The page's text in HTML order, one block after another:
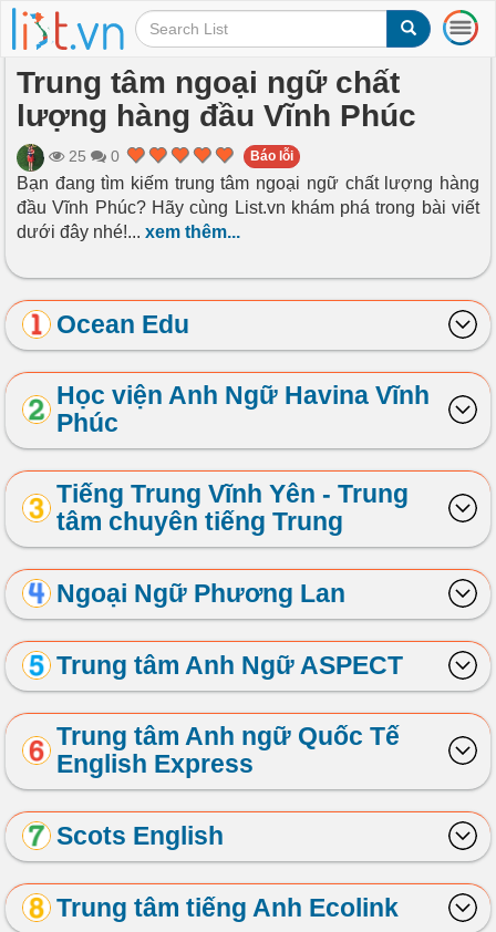
T
o
a
v
i
t
o
n
Trung tâm ngoại ngữ chất
lượng hàng đầu Vĩnh Phúc
25 0 Báo lỗi
Bạn đang tìm kiếm trung tâm ngoại ngữ chất lượng hàng
đầu Vĩnh Phúc? Hãy cùng List.vn khám phá trong bài viết
dưới đây nhé!... xem thêm...
Ocean Edu
Học viện Anh Ngữ Havina Vĩnh
Phúc
Tiếng Trung Vĩnh Yên - Trung
tâm chuyên tiếng Trung
Ngoại Ngữ Phương Lan
Trung tâm Anh Ngữ ASPECT
Trung tâm Anh ngữ Quốc Tế
English Express
Scots English
Trung tâm tiếng Anh Ecolink